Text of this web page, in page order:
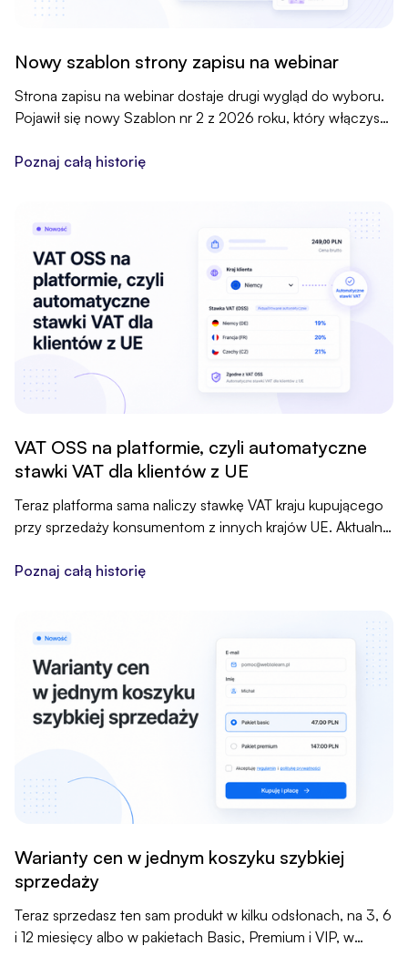
Nowy szablon strony zapisu na webinar
Strona zapisu na webinar dostaje drugi wygląd do wyboru.
Pojawił się nowy Szablon nr 2 z 2026 roku, który włączysz
Poznaj całą historię
VAT OSS na platformie, czyli automatyczne
stawki VAT dla klientów z UE
Teraz platforma sama naliczy stawkę VAT kraju kupującego
przy sprzedaży konsumentom z innych krajów UE. Aktualne
jednym kliknięciem.
Poznaj całą historię
Warianty cen w jednym koszyku szybkiej
sprzedaży
Teraz sprzedasz ten sam produkt w kilku odsłonach, na 3, 6
i 12 miesięcy albo w pakietach Basic, Premium i VIP, w